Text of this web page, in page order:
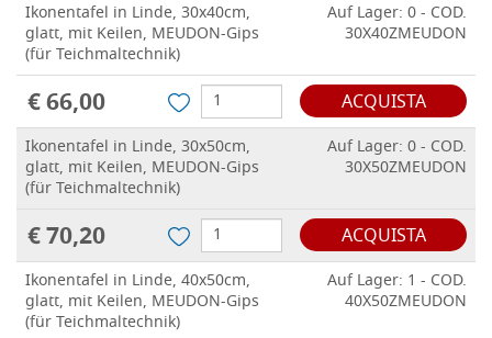
Ikonentafel in Linde, 30x40cm,
glatt, mit Keilen, MEUDON-Gips
(für Teichmaltechnik)
Auf Lager: 0 - COD.
30X40ZMEUDON
€ 66,00 ACQUISTA
Ikonentafel in Linde, 30x50cm,
glatt, mit Keilen, MEUDON-Gips
(für Teichmaltechnik)
Auf Lager: 0 - COD.
30X50ZMEUDON
€ 70,20 ACQUISTA
Ikonentafel in Linde, 40x50cm,
glatt, mit Keilen, MEUDON-Gips
(für Teichmaltechnik)
Auf Lager: 1 - COD.
40X50ZMEUDON